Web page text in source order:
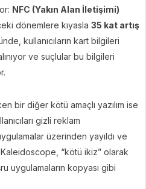
NFC (Yakın Alan İletişimi)
dönemlere kıyasla 35 kat artış
kullanıcıların kart bilgileri
ve suçlular bu bilgileri
bir diğer kötü amaçlı yazılım ise
gizli reklam
üzerinden yayıldı ve
“kötü ikiz” olarak
uygulamaların kopyası gibi